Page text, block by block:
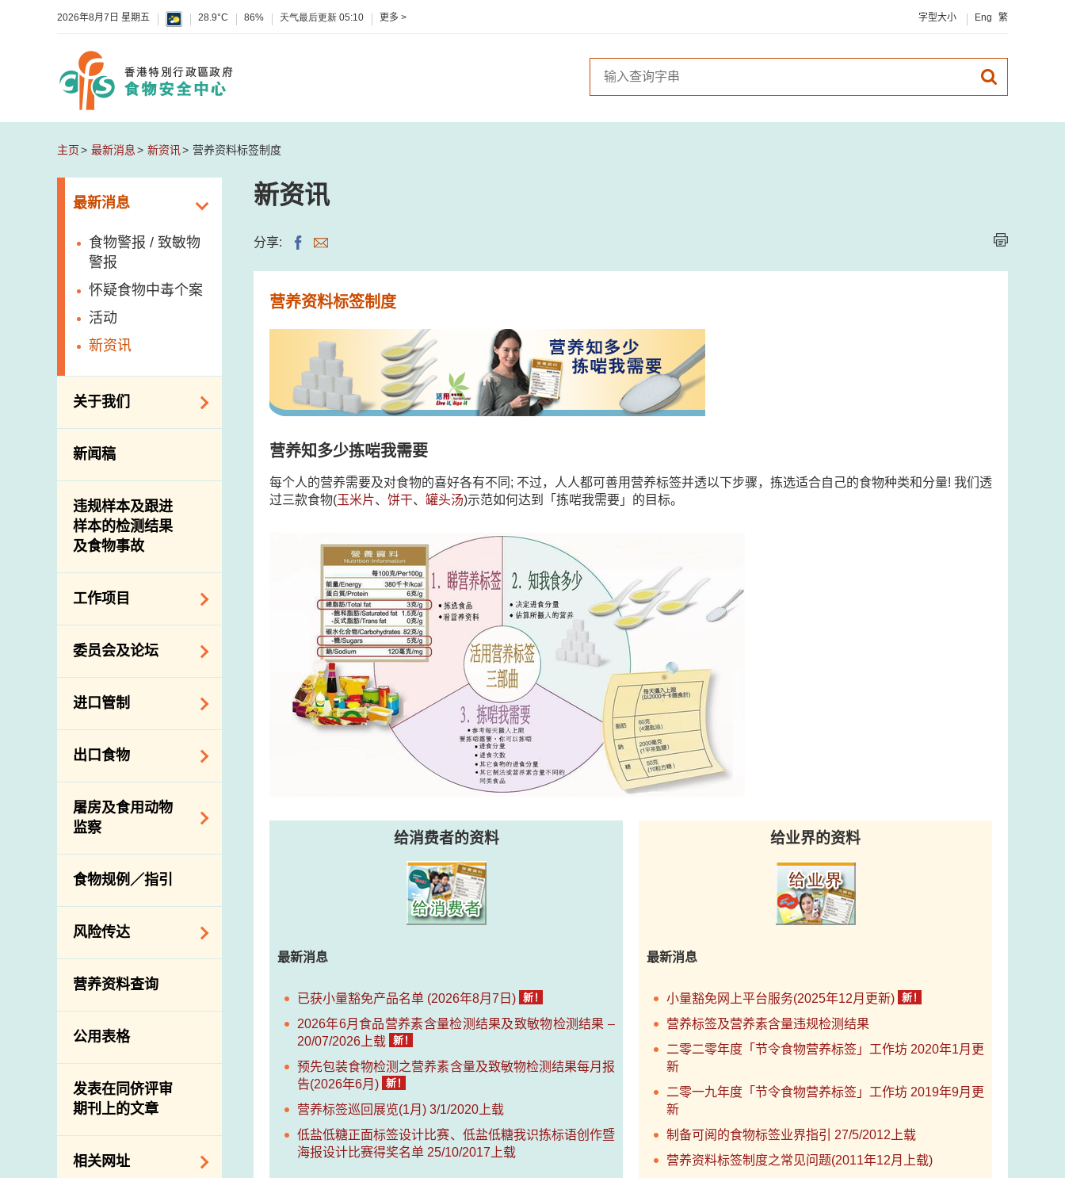
2026年8月7日 星期五 28.9°C 86% 天气最后更新 05:10 更多 > 字型大小 Eng 繁
主页 最新消息 新资讯 营养资料标签制度
最新消息
食物警报 / 致敏物
警报
怀疑食物中毒个案
活动
新资讯
关于我们
组织结构
介绍短片
新闻稿
违规样本及跟进
样本的检测结果
及食物事故
工作项目
降低膳食中的钠和
糖
食物安全重点控制
系统
基因改造食物
资料
食物安全之风险评
估
食物事故应变及管
理
食物消费量调查
总膳食研究
有机食物
高风险食物
抗菌素耐药性
委员会及论坛
食物安全专家委员
会
消费者联系小组
进口管制
食物进口商和食物
分销商登记制度
络内地有关当局
进口食物管制
口检验
出口食物
出口验证
出口食物往内地
出口商及业界的消
息
屠房及食用动物
监察
规管农业化学物及
兽医药物在食用动
物上的使用
屠房及疾病监测
宰前检验
宰后检验
结果
屠房及肉类检验
食物规例／指引
风险传达
主题项目
项目及活动
资讯平台
下载
公开比赛
营养资料查询
公用表格
发表在同侪评审
期刊上的文章
相关网址
新资讯
分享:
营养资料标签制度
营养知多少拣啱我需要
每个人的营养需要及对食物的喜好各有不同; 不过，人人都可善用营养标签并透以下步骤，拣选适合自己的食物种类和分量! 我们透
过三款食物(玉米片、 饼干、 罐头汤)示范如何达到「拣啱我需要」的目标。
给消费者的资料
最新消息
已获小量豁免产品名单 (2026年8月7日)
2026年6月食品营养素含量检测结果及致敏物检测结果 –
20/07/2026上载
预先包装食物检测之营养素含量及致敏物检测结果每月报
告(2026年6月)
营养标签巡回展览(1月) 3/1/2020上载
低盐低糖正面标签设计比赛、低盐低糖我识拣标语创作暨
海报设计比赛得奖名单 25/10/2017上载
给业界的资料
最新消息
小量豁免网上平台服务(2025年12月更新)
营养标签及营养素含量违规检测结果
二零二零年度「节令食物营养标签」工作坊 2020年1月更
新
二零一九年度「节令食物营养标签」工作坊 2019年9月更
新
制备可阅的食物标签业界指引 27/5/2012上载
营养资料标签制度之常见问题(2011年12月上载)